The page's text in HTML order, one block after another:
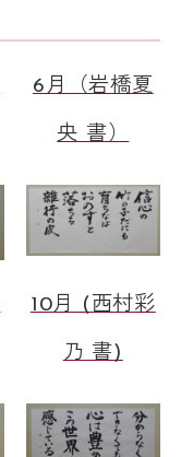
6月（岩橋夏
央 書）
10月 (西村彩
乃 書)